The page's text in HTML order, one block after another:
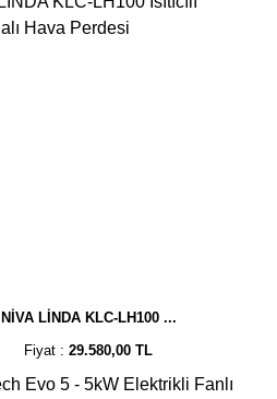
NİVA LİNDA KLC-LH100 ...
Fiyat :29.580,00 TL